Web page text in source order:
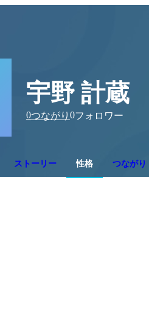
宇野 計蔵
0つながり 0フォロワー
ストーリー 性格 つながり